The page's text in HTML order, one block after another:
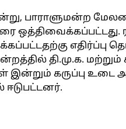
பாராளுமன்ற
ஒத்திவைக்கப்பட்டது.
எதிர்ப்பு
தி.மு.க.
இன்றும் கருப்பு உடை
ஈடுபட்டனர்.